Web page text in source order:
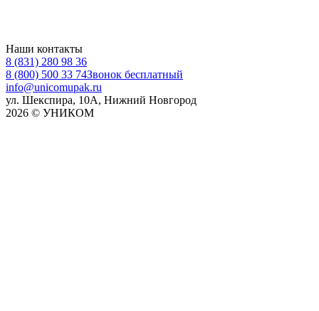
Наши контакты
8 (831) 280 98 36
8 (800) 500 33 74Звонок бесплатный
info@unicomupak.ru
ул. Шекспира, 10А, Нижний Новгород
2026 © УНИКОМ